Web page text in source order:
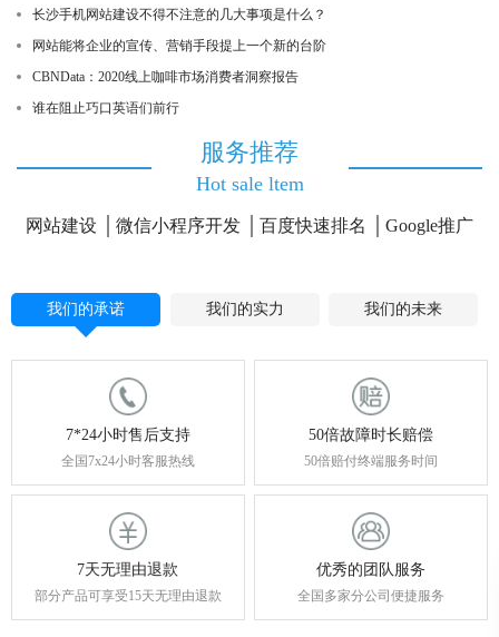
长沙手机网站建设不得不注意的几大事项是什么？
网站能将企业的宣传、营销手段提上一个新的台阶
CBNData：2020线上咖啡市场消费者洞察报告
谁在阻止巧口英语们前行
服务推荐
Hot sale ltem
网站建设 微信小程序开发 百度快速排名 Google推广
我们的承诺 我们的实力 我们的未来
7*24小时售后支持
全国7x24小时客服热线
50倍故障时长赔偿
50倍赔付终端服务时间
7天无理由退款
部分产品可享受15天无理由退款
优秀的团队服务
全国多家分公司便捷服务